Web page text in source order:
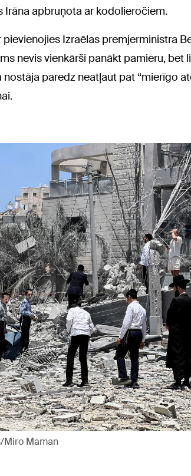
Irāna apbruņota ar kodolieročiem.
Izraēlas premjerministra
nevis vienkārši panākt pamieru, bet
paredz neatļaut pat “mierīgo
Miro Maman